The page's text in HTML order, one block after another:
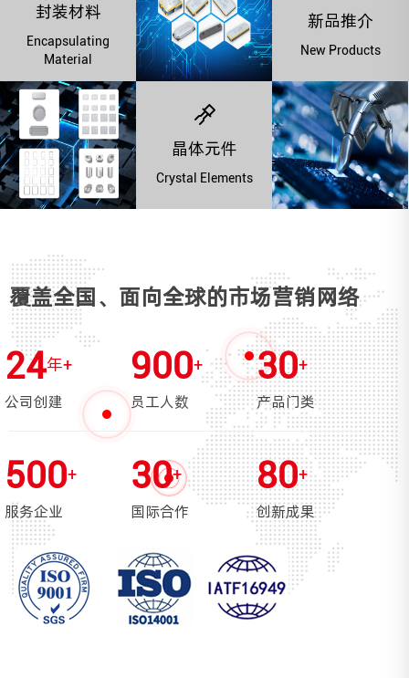
封装材料
Encapsulating
Material
晶体元件
Crystal Elements
新品推介
New Products
覆盖全国、面向全球的市场营销网络
24年+
公司创建
900+
员工人数
30+
产品门类
500+
服务企业
30+
国际合作
80+
创新成果